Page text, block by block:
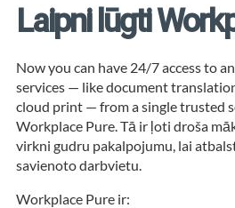
Laipni lūgti
Now you can have 24/7 access to
services — like document
cloud print — from a single trusted
Workplace Pure. Tā ir ļoti droša
virkni gudru pakalpojumu, lai
savienoto darbvietu.
Workplace Pure ir: